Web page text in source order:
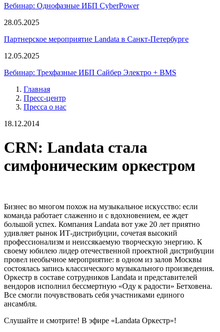
Вебинар: Однофазные ИБП CyberPower
28.05.2025
Партнерское мероприятие Landata в Санкт-Петербурге
12.05.2025
Вебинар: Трехфазные ИБП Сайбер Электро + BMS
Главная
Пресс-центр
Пресса о нас
18.12.2014
CRN: Landata стала
симфоническим оркестром
Бизнес во многом похож на музыкальное искусство: если
команда работает слаженно и с вдохновением, ее ждет
большой успех. Компания Landata вот уже 20 лет приятно
удивляет рынок ИТ-дистрибуции, сочетая высокий
профессионализм и неиссякаемую творческую энергию. К
своему юбилею лидер отечественной проектной дистрибуции
провел необычное мероприятие: в одном из залов Москвы
состоялась запись классического музыкального произведения.
Оркестр в составе сотрудников Landata и представителей
вендоров исполнил бессмертную «Оду к радости» Бетховена.
Все смогли почувствовать себя участниками единого
ансамбля.
Слушайте и смотрите! В эфире «Landata Оркестр»!